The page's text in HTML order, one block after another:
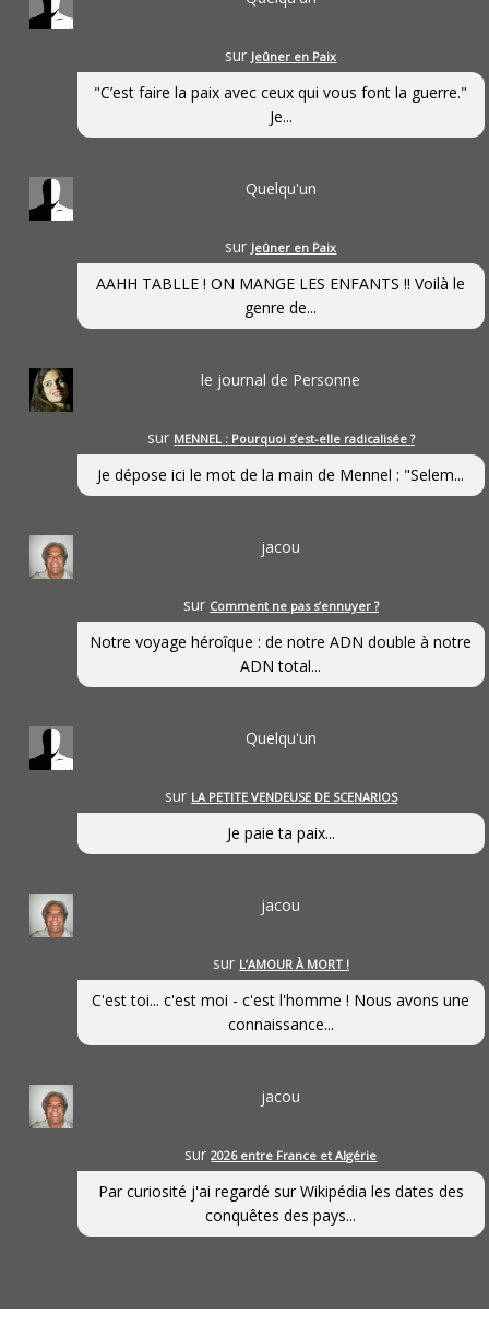
sur Jeûner en Paix
"C’est faire la paix avec ceux qui vous font la guerre."
Je...
Quelqu'un
sur Jeûner en Paix
AAHH TABLLE ! ON MANGE LES ENFANTS !! Voilà le
genre de...
le journal de Personne
sur MENNEL : Pourquoi s’est-elle radicalisée ?
Je dépose ici le mot de la main de Mennel : "Selem...
jacou
sur Comment ne pas s’ennuyer ?
Notre voyage héroîque : de notre ADN double à notre
ADN total...
Quelqu'un
sur LA PETITE VENDEUSE DE SCENARIOS
Je paie ta paix...
jacou
sur L’AMOUR À MORT !
C'est toi... c'est moi - c'est l'homme ! Nous avons une
connaissance...
jacou
sur2026 entre France et Algérie
Par curiosité j'ai regardé sur Wikipédia les dates des
conquêtes des pays...